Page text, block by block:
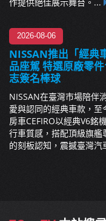
2026-08-06
NISSAN推出「經典
品座駕 特選原廠零
志簽名棒球
NISSAN在臺灣市場陪伴
愛與認同的經典車款，
房車CEFIRO以經典V6銘
行車質感，搭配頂級旗
的刻板認知，震撼臺灣